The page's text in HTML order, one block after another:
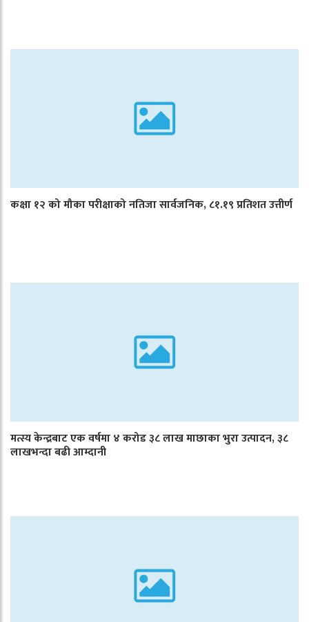
कक्षा १२ को मौका परीक्षाको नतिजा सार्वजनिक, ८१.१९ प्रतिशत उत्तीर्ण
मत्स्य केन्द्रबाट एक वर्षमा ४ करोड ३८ लाख माछाका भुरा उत्पादन, ३८
लाखभन्दा बढी आम्दानी